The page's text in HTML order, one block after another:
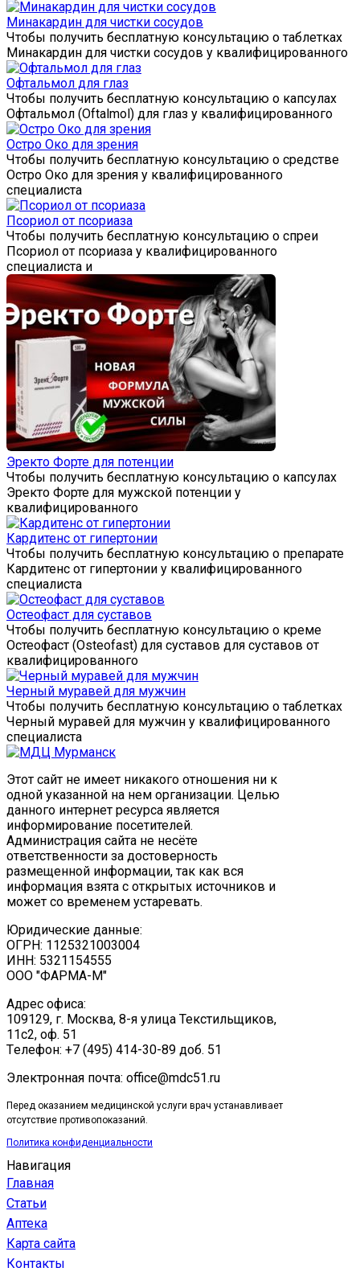
Минакардин для чистки сосудов
Чтобы получить бесплатную консультацию о таблетках
Минакардин для чистки сосудов у квалифицированного
Офтальмол для глаз
Чтобы получить бесплатную консультацию о капсулах
Офтальмол (Oftalmol) для глаз у квалифицированного
Остро Око для зрения
Чтобы получить бесплатную консультацию о средстве
Остро Око для зрения у квалифицированного
специалиста
Псориол от псориаза
Чтобы получить бесплатную консультацию о спреи
Псориол от псориаза у квалифицированного
специалиста и
Эректо Форте для потенции
Чтобы получить бесплатную консультацию о капсулах
Эректо Форте для мужской потенции у
квалифицированного
Кардитенс от гипертонии
Чтобы получить бесплатную консультацию о препарате
Кардитенс от гипертонии у квалифицированного
специалиста
Остеофаст для суставов
Чтобы получить бесплатную консультацию о креме
Остеофаст (Osteofast) для суставов для суставов от
квалифицированного
Черный муравей для мужчин
Чтобы получить бесплатную консультацию о таблетках
Черный муравей для мужчин у квалифицированного
специалиста
Этот сайт не имеет никакого отношения ни к
одной указанной на нем организации. Целью
данного интернет ресурса является
информирование посетителей.
Администрация сайта не несёте
ответственности за достоверность
размещенной информации, так как вся
информация взята с открытых источников и
может со временем устаревать.
Юридические данные:
ОГРН: 1125321003004
ИНН: 5321154555
ООО "ФАРМА-М"
Адрес офиса:
109129, г. Москва, ​8-я улица Текстильщиков,
11с2, оф. 51
Tелефон: +7 (495) 414-30-89 доб. 51
Электронная почта: office@mdc51.ru
Перед оказанием медицинской услуги врач устанавливает
отсутствие противопоказаний.
Политика конфиденциальности
Навигация
Главная
Статьи
Аптека
Карта сайта
Контакты